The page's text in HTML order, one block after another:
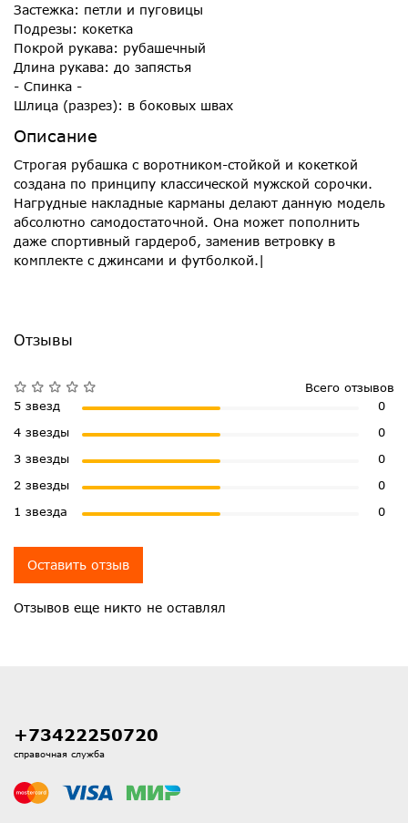
Застежка: петли и пуговицы
Подрезы: кокетка
Покрой рукава: рубашечный
Длина рукава: до запястья
- Спинка -
Шлица (разрез): в боковых швах
Описание
Строгая рубашка с воротником-стойкой и кокеткой
создана по принципу классической мужской сорочки.
Нагрудные накладные карманы делают данную модель
абсолютно самодостаточной. Она может пополнить
даже спортивный гардероб, заменив ветровку в
комплекте с джинсами и футболкой.|
Отзывы
Отзывов еще никто не оставлял
Всего отзывов
5 звезд
0
4 звезды
0
3 звезды
0
2 звезды
0
1 звезда
0
Оставить отзыв
+73422250720
справочная служба